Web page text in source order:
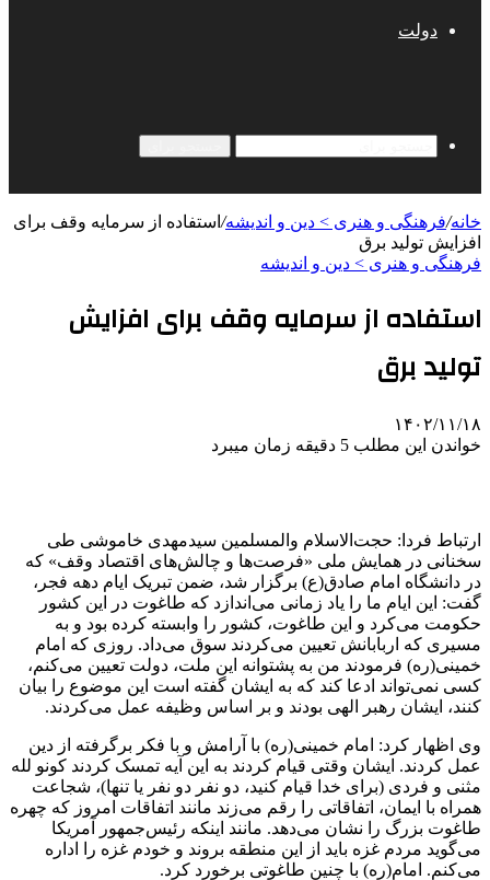
دولت
خانه/فرهنگی و هنری > دین و اندیشه/ استفاده از سرمایه وقف برای
افزایش تولید برق
فرهنگی و هنری > دین و اندیشه
استفاده از سرمایه وقف برای افزایش
تولید برق
۱۴۰۲/۱۱/۱۸
خواندن این مطلب 5 دقیقه زمان میبرد
ارتباط فردا: حجت‌الاسلام والمسلمین سیدمهدی خاموشی طی
سخنانی در همایش ملی «فرصت‌ها و چالش‌های اقتصاد وقف» که
در دانشگاه امام صادق(ع) برگزار شد، ضمن تبریک ایام دهه فجر،
گفت: این ایام ما را یاد زمانی می‌اندازد که طاغوت در این کشور
حکومت می‌کرد و این طاغوت، کشور را وابسته کرده بود و به
مسیری که اربابانش تعیین می‌کردند سوق می‌داد. روزی که امام
خمینی(ره) فرمودند من به پشتوانه این ملت، دولت تعیین می‌کنم،
کسی نمی‌تواند ادعا کند که به ایشان گفته است این موضوع را بیان
کنند، ایشان رهبر الهی بودند و بر اساس وظیفه عمل می‌کردند.
وی اظهار کرد: امام خمینی(ره) با آرامش و با فکر برگرفته از دین
عمل کردند. ایشان وقتی قیام کردند به این آیه تمسک کردند کونو لله
مثنی و فردی (برای خدا قیام کنید، دو نفر دو نفر یا تنها)، شجاعت
همراه با ایمان، اتفاقاتی را رقم می‌زند مانند اتفاقات امروز که چهره
طاغوت بزرگ را نشان می‌دهد. مانند اینکه رئیس‌جمهور آمریکا
می‌گوید مردم غزه باید از این منطقه بروند و خودم غزه را اداره
می‌کنم. امام(ره) با چنین طاغوتی برخورد کرد.